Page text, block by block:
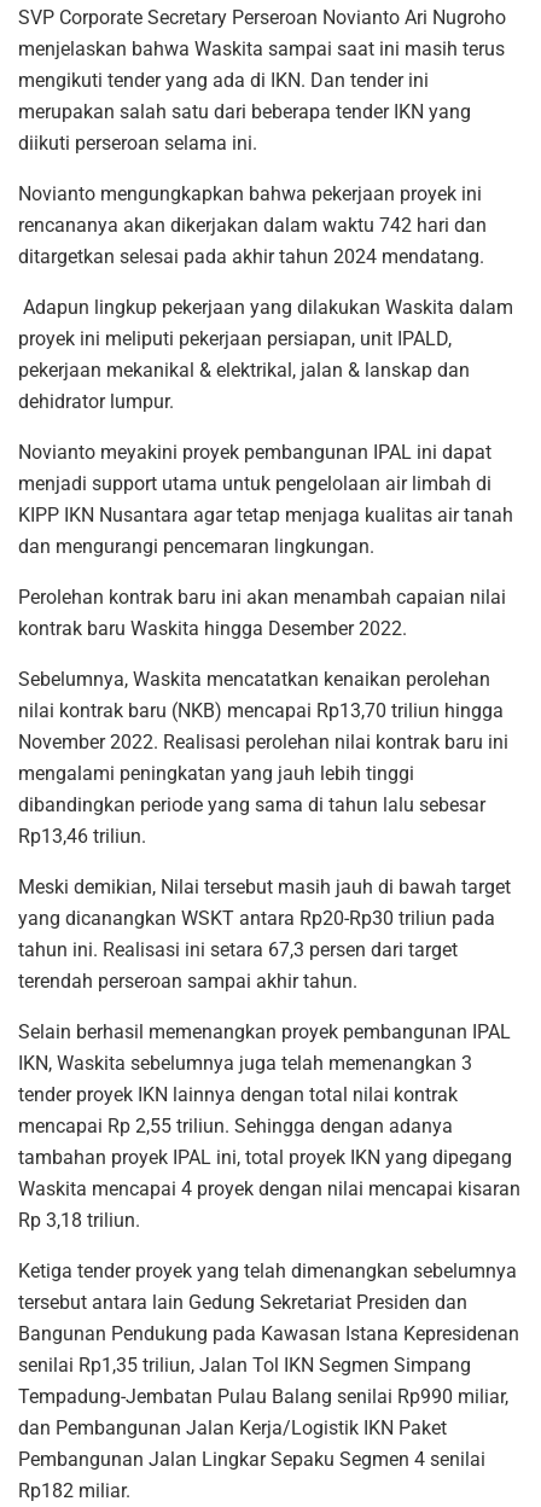
SVP Corporate Secretary Perseroan Novianto Ari Nugroho
menjelaskan bahwa Waskita sampai saat ini masih terus
mengikuti tender yang ada di IKN. Dan tender ini
merupakan salah satu dari beberapa tender IKN yang
diikuti perseroan selama ini.
Novianto mengungkapkan bahwa pekerjaan proyek ini
rencananya akan dikerjakan dalam waktu 742 hari dan
ditargetkan selesai pada akhir tahun 2024 mendatang.
Adapun lingkup pekerjaan yang dilakukan Waskita dalam
proyek ini meliputi pekerjaan persiapan, unit IPALD,
pekerjaan mekanikal & elektrikal, jalan & lanskap dan
dehidrator lumpur.
Novianto meyakini proyek pembangunan IPAL ini dapat
menjadi support utama untuk pengelolaan air limbah di
KIPP IKN Nusantara agar tetap menjaga kualitas air tanah
dan mengurangi pencemaran lingkungan.
Perolehan kontrak baru ini akan menambah capaian nilai
kontrak baru Waskita hingga Desember 2022.
Sebelumnya, Waskita mencatatkan kenaikan perolehan
nilai kontrak baru (NKB) mencapai Rp13,70 triliun hingga
November 2022. Realisasi perolehan nilai kontrak baru ini
mengalami peningkatan yang jauh lebih tinggi
dibandingkan periode yang sama di tahun lalu sebesar
Rp13,46 triliun.
Meski demikian, Nilai tersebut masih jauh di bawah target
yang dicanangkan WSKT antara Rp20-Rp30 triliun pada
tahun ini. Realisasi ini setara 67,3 persen dari target
terendah perseroan sampai akhir tahun.
Selain berhasil memenangkan proyek pembangunan IPAL
IKN, Waskita sebelumnya juga telah memenangkan 3
tender proyek IKN lainnya dengan total nilai kontrak
mencapai Rp 2,55 triliun. Sehingga dengan adanya
tambahan proyek IPAL ini, total proyek IKN yang dipegang
Waskita mencapai 4 proyek dengan nilai mencapai kisaran
Rp 3,18 triliun.
Ketiga tender proyek yang telah dimenangkan sebelumnya
tersebut antara lain Gedung Sekretariat Presiden dan
Bangunan Pendukung pada Kawasan Istana Kepresidenan
senilai Rp1,35 triliun, Jalan Tol IKN Segmen Simpang
Tempadung-Jembatan Pulau Balang senilai Rp990 miliar,
dan Pembangunan Jalan Kerja/Logistik IKN Paket
Pembangunan Jalan Lingkar Sepaku Segmen 4 senilai
Rp182 miliar.